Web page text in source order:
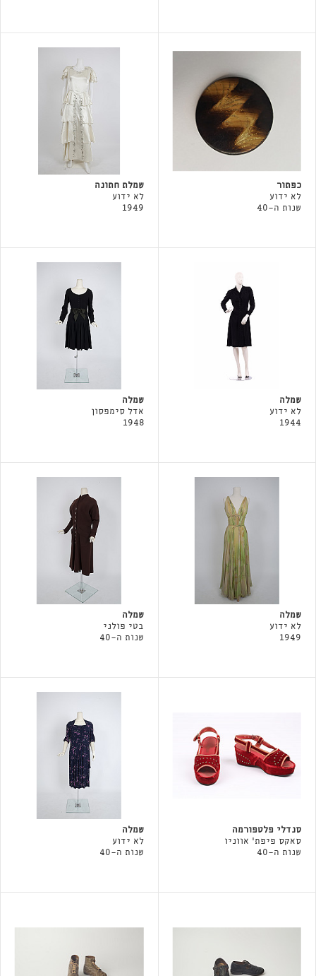
כפתור
לא ידוע
שנות ה-40
שמלת חתונה
לא ידוע
1949
שמלה
לא ידוע
1944
שמלה
אדל סימפסון
1948
שמלה
לא ידוע
1949
שמלה
בטי פולני
שנות ה-40
סנדלי פלטפורמה
סאקס פיפת' אווניו
שנות ה-40
שמלה
לא ידוע
שנות ה-40